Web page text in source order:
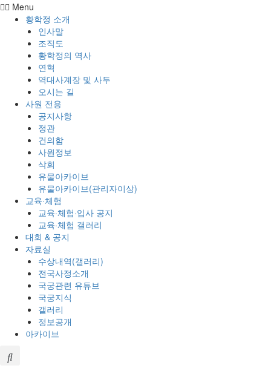
Menu
황학정 소개
인사말
조직도
황학정의 역사
연혁
역대사계장 및 사두
오시는 길
사원 전용
공지사항
정관
건의함
사원정보
삭회
유물아카이브
유물아카이브(관리자이상)
교육·체험
교육·체험·입사 공지
교육·체험 갤러리
대회 & 공지
자료실
수상내역(갤러리)
전국사정소개
국궁관련 유튜브
국궁지식
갤러리
정보공개
아카이브